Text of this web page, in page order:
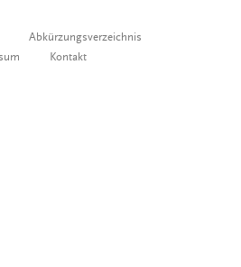
Abkürzungsverzeichnis
Kontakt